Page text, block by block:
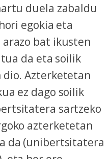
duela zabaldu
egokia eta
arazo bat ikusten
da eta soilik
dio. Azterketetan
ez dago soilik
sartzeko
azterketetan
da (unibertsitatera